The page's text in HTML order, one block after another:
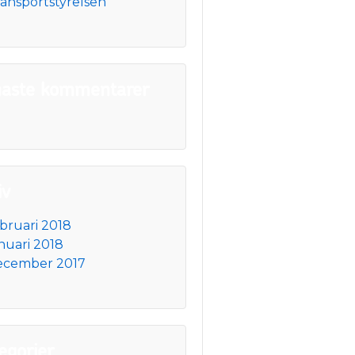
2018
2018
2017